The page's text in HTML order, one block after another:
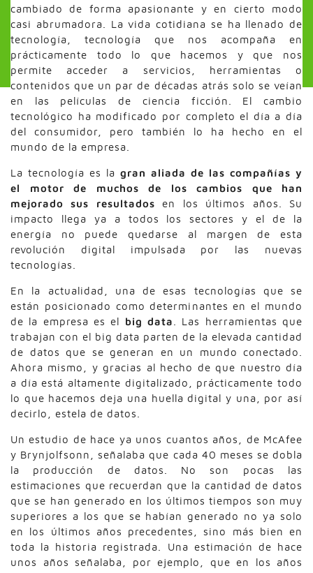
cambiado de forma apasionante y en cierto modo
casi abrumadora. La vida cotidiana se ha llenado de
tecnología, tecnología que nos acompaña en
prácticamente todo lo que hacemos y que nos
permite acceder a servicios, herramientas o
contenidos que un par de décadas atrás solo se veían
en las películas de ciencia ficción. El cambio
tecnológico ha modificado por completo el día a día
del consumidor, pero también lo ha hecho en el
mundo de la empresa.
La tecnología es la gran aliada de las compañías y
el motor de muchos de los cambios que han
mejorado sus resultadosen los últimos años. Su
impacto llega ya a todos los sectores y el de la
energía no puede quedarse al margen de esta
revolución digital impulsada por las nuevas
tecnologías.
En la actualidad, una de esas tecnologías que se
están posicionado como determinantes en el mundo
de la empresa es el big data
. Las herramientas que
trabajan con el big data parten de la elevada cantidad
de datos que se generan en un mundo conectado.
Ahora mismo, y gracias al hecho de que nuestro día
a día está altamente digitalizado, prácticamente todo
lo que hacemos deja una huella digital y una, por así
decirlo, estela de datos.
Un estudio de hace ya unos cuantos años, de McAfee
y Brynjolfsonn, señalaba que cada 40 meses se dobla
la producción de datos. No son pocas las
estimaciones que recuerdan que la cantidad de datos
que se han generado en los últimos tiempos son muy
superiores a los que se habían generado no ya solo
en los últimos años precedentes, sino más bien en
toda la historia registrada. Una estimación de hace
unos años señalaba, por ejemplo, que en los años